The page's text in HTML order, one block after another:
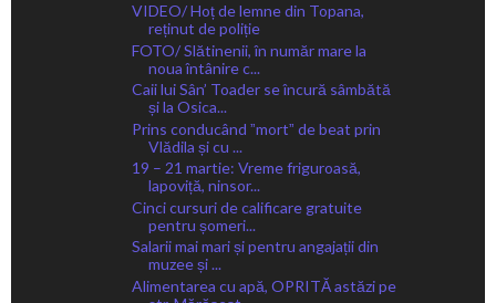
VIDEO/ Hoț de lemne din Topana,
reținut de poliție
FOTO/ Slătinenii, în număr mare la
noua întânire c...
Caii lui Sân’ Toader se încură sâmbătă
și la Osica...
Prins conducând ˮmortˮ de beat prin
Vlădila și cu ...
19 – 21 martie: Vreme friguroasă,
lapoviță, ninsor...
Cinci cursuri de calificare gratuite
pentru șomeri...
Salarii mai mari și pentru angajații din
muzee și ...
Alimentarea cu apă, OPRITĂ astăzi pe